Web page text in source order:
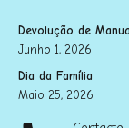
Devolução de
Junho 1, 2026
Dia da Família
Maio 25, 2026